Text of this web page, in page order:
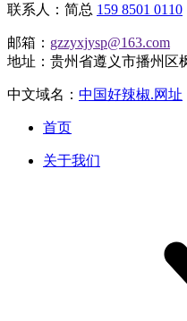
联系人：简总 159 8501 0110
邮箱： gzzyxjysp@163.com
地址：贵州省遵义市播州区
中文域名： 中国好辣椒.网址
首页
关于我们